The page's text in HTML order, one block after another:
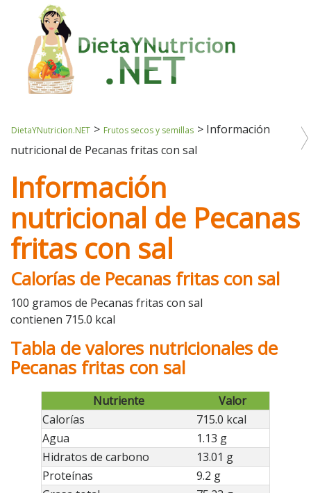
DietaYNutricion.NET > Frutos secos y semillas > Información
nutricional de Pecanas fritas con sal
Información
nutricional de Pecanas
fritas con sal
Calorías de Pecanas fritas con sal
100 gramos de Pecanas fritas con sal
contienen 715.0 kcal
Tabla de valores nutricionales de
Pecanas fritas con sal
Nutriente
Valor
Calorías
715.0 kcal
Agua
1.13 g
Hidratos de carbono
13.01 g
Proteínas
9.2 g